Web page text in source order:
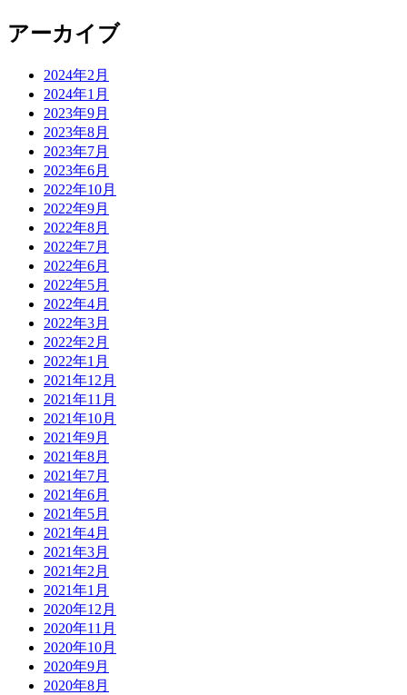
アーカイブ
2024年2月
2024年1月
2023年9月
2023年8月
2023年7月
2023年6月
2022年10月
2022年9月
2022年8月
2022年7月
2022年6月
2022年5月
2022年4月
2022年3月
2022年2月
2022年1月
2021年12月
2021年11月
2021年10月
2021年9月
2021年8月
2021年7月
2021年6月
2021年5月
2021年4月
2021年3月
2021年2月
2021年1月
2020年12月
2020年11月
2020年10月
2020年9月
2020年8月